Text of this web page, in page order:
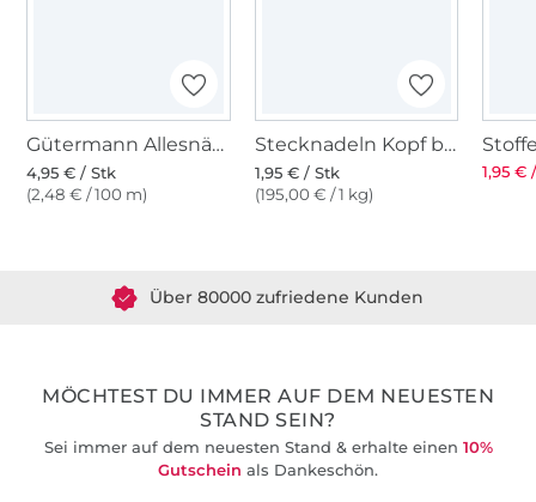
Gütermann Allesnäher (055) ocean
4,95 € / Stk
(2,48 € / 100 m)
Stecknadeln Kopf bunt rund
1,95 € / Stk
(195,00 € / 1 kg)
1,95 €
MÖCHTEST DU IMMER AUF DEM NEUESTEN
STAND SEIN?
Sei immer auf dem neuesten Stand & erhalte einen 10%
Gutschein als Dankeschön.